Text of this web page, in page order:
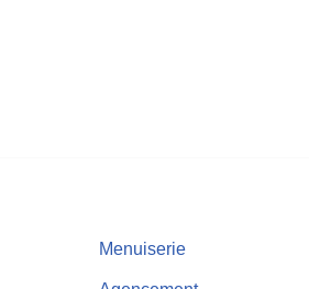
Menuiserie